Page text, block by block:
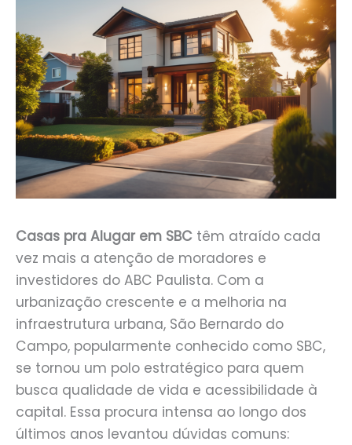
Casas pra Alugar em SBC têm atraído cada
vez mais a atenção de moradores e
investidores do ABC Paulista. Com a
urbanização crescente e a melhoria na
infraestrutura urbana, São Bernardo do
Campo, popularmente conhecido como SBC,
se tornou um polo estratégico para quem
busca qualidade de vida e acessibilidade à
capital. Essa procura intensa ao longo dos
últimos anos levantou dúvidas comuns: